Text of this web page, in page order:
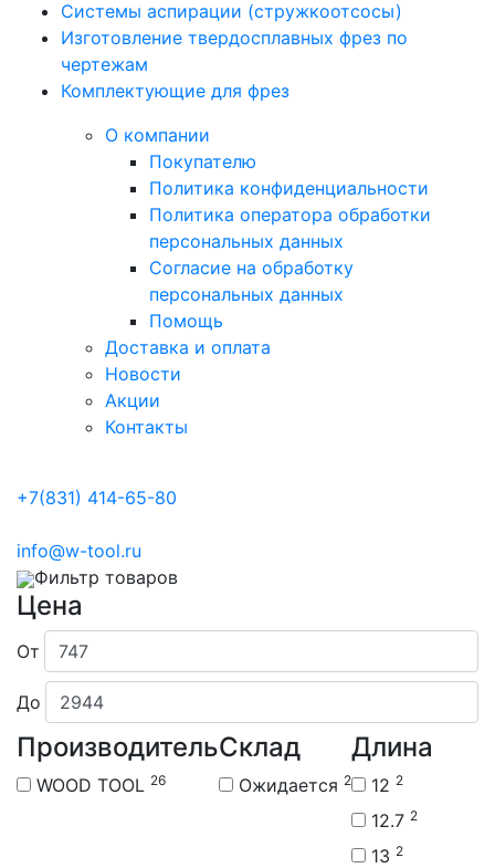
Системы аспирации (стружкоотсосы)
Изготовление твердосплавных фрез по
чертежам
Комплектующие для фрез
О компании
Покупателю
Политика конфиденциальности
Политика оператора обработки
персональных данных
Согласие на обработку
персональных данных
Помощь
Доставка и оплата
Новости
Акции
Контакты
+7(831) 414-65-80
info@w-tool.ru
Фильтр товаров
Цена
От
До
Производитель
WOOD TOOL 26
Длина
12 2
12.7 2
13 2
Склад
Ожидается 2